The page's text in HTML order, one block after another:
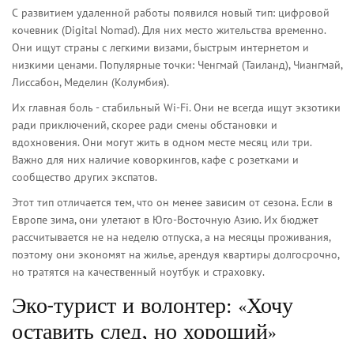
С развитием удаленной работы появился новый тип: цифровой
кочевник (Digital Nomad). Для них место жительства временно.
Они ищут страны с легкими визами, быстрым интернетом и
низкими ценами. Популярные точки: Ченгмай (Таиланд), Чиангмай,
Лиссабон, Меделин (Колумбия).
Их главная боль - стабильный Wi-Fi. Они не всегда ищут экзотики
ради приключений, скорее ради смены обстановки и
вдохновения. Они могут жить в одном месте месяц или три.
Важно для них наличие коворкингов, кафе с розетками и
сообщество других экспатов.
Этот тип отличается тем, что он менее зависим от сезона. Если в
Европе зима, они улетают в Юго-Восточную Азию. Их бюджет
рассчитывается не на неделю отпуска, а на месяцы проживания,
поэтому они экономят на жилье, арендуя квартиры долгосрочно,
но тратятся на качественный ноутбук и страховку.
Эко-турист и волонтер: «Хочу
оставить след, но хороший»